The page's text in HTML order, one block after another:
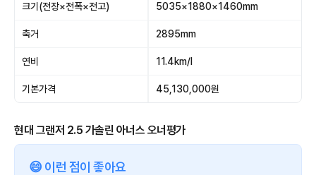
크기(전장×전폭×전고) 5035×1880×1460mm
축거 2895mm
연비 11.4km/l
기본가격 45,130,000원
현대 그랜저 2.5 가솔린 아너스 오너평가
😄 이런 점이 좋아요